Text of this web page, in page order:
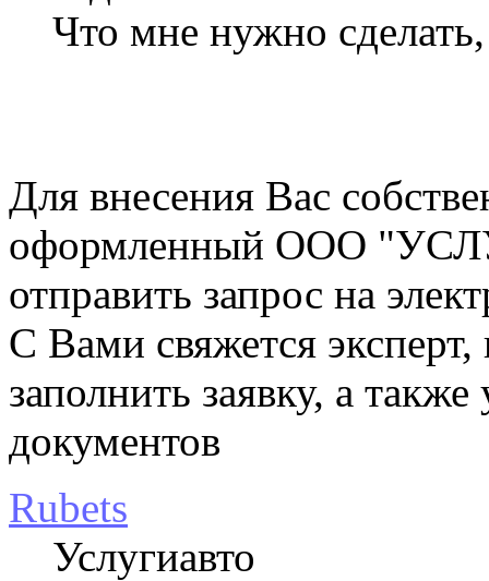
Что мне нужно
Для внесения Вас
оформленный ООО
отправить запрос на
С Вами свяжется
заполнить заявку, а
документов
Rubets
Услугиавто